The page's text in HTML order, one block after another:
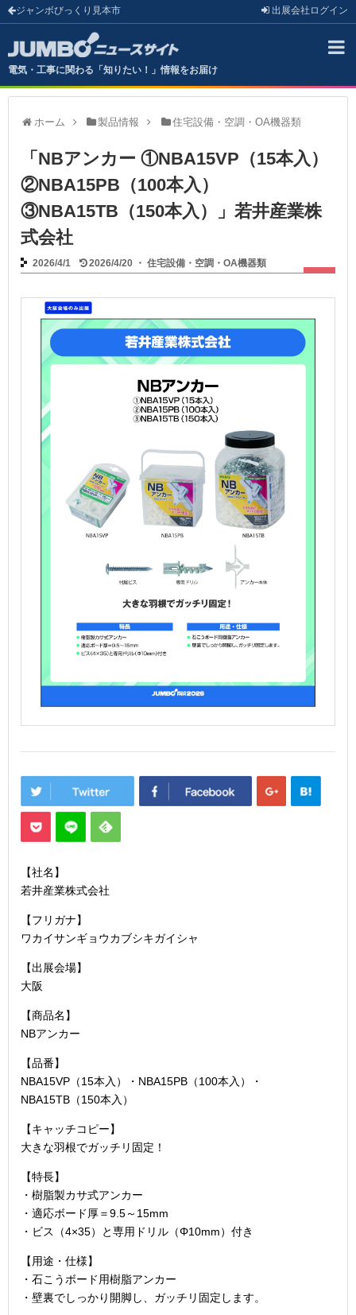
ジャンボびっくり見本市 出展会社 ログイン
電気・工事に関わる「知りたい！」情報をお届け
ホーム 製品情報 住宅設備・空調・OA機器類
「NBアンカー ①NBA15VP（15本入）
②NBA15PB（100本入）
③NBA15TB（150本入）」若井産業株
式会社
2026/4/1 2026/4/20 ・住宅設備・空調・OA機器類
【社名】
若井産業株式会社
【フリガナ】
ワカイサンギョウカブシキガイシャ
【出展会場】
大阪
【商品名】
NBアンカー
【品番】
NBA15VP（15本入）・NBA15PB（100本入）・
NBA15TB（150本入）
【キャッチコピー】
大きな羽根でガッチリ固定！
【特長】
・樹脂製カサ式アンカー
・適応ボード厚＝9.5～15mm
・ビス（4×35）と専用ドリル（Φ10mm）付き
【用途・仕様】
・石こうボード用樹脂アンカー
・壁裏でしっかり開脚し、ガッチリ固定します。